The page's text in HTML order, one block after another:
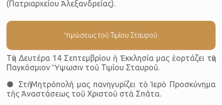
(Πατριαρχείου Ἀλεξανδρείας).
Ὑψώσεως τοῦ Τιμίου Σταυροῦ
Τὴν Δευτέρα 14 Σεπτεμβρίου ἡ Ἐκκλησία μας ἑορτάζει τὴν
Παγκόσμιον Ὕψωσιν τοῦ Τιμίου Σταυροῦ.
● Στὴ Μητρόπολή μας πανηγυρίζει τὸ Ἱερὸ Προσκύνημα
τῆς Ἀναστάσεως τοῦ Χριστοῦ στὰ Σπάτα.